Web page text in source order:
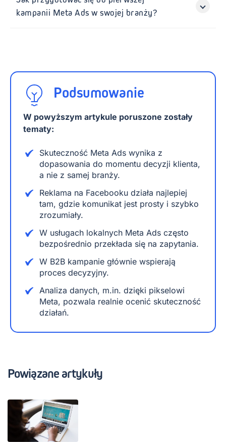
kampanii Meta Ads w swojej branży?
Podsumowanie
W powyższym artykule poruszone zostały
tematy:
Skuteczność Meta Ads wynika z
dopasowania do momentu decyzji klienta,
a nie z samej branży.
Reklama na Facebooku działa najlepiej
tam, gdzie komunikat jest prosty i szybko
zrozumiały.
W usługach lokalnych Meta Ads często
bezpośrednio przekłada się na zapytania.
W B2B kampanie głównie wspierają
proces decyzyjny.
Analiza danych, m.in. dzięki pikselowi
Meta, pozwala realnie ocenić skuteczność
działań.
Powiązane artykuły